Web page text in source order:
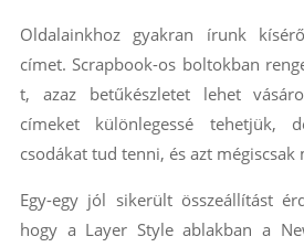
Oldalainkhoz gyakran írunk
címet. Scrapbook-os boltokban
t, azaz betűkészletet lehet
címeket különlegessé tehetjük,
csodákat tud tenni, és azt mégiscsak
Egy-egy jól sikerült összeállítást
hogy a Layer Style ablakban a